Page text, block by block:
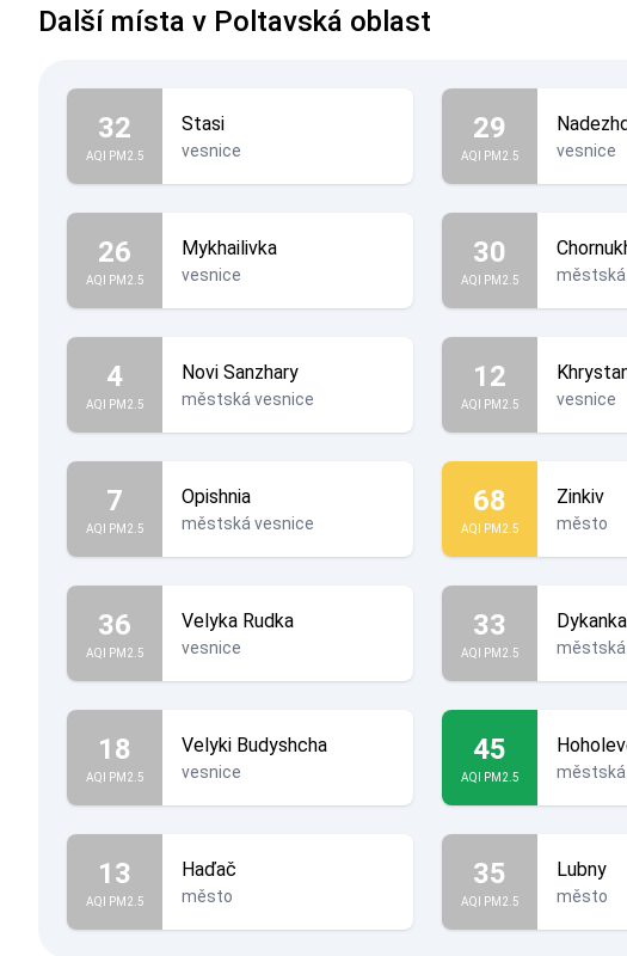
Další místa v Poltavská oblast
32
AQI PM2.5
Stasi
vesnice
29
AQI PM2.5 vesnice
26
AQI PM2.5
Mykhailivka
vesnice
30
AQI PM2.5 městská
4
AQI PM2.5
Novi Sanzhary
městská vesnice
12
AQI PM2.5 vesnice
7
AQI PM2.5
Opishnia
městská vesnice
68
AQI PM2.5
Zinkiv
město
36
AQI PM2.5
Velyka Rudka
vesnice
33
AQI PM2.5
Dykanka
městská
18
AQI PM2.5
Velyki Budyshcha
vesnice
45
AQI PM2.5 městská
13
AQI PM2.5
Haďač
město
35
AQI PM2.5
Lubny
město